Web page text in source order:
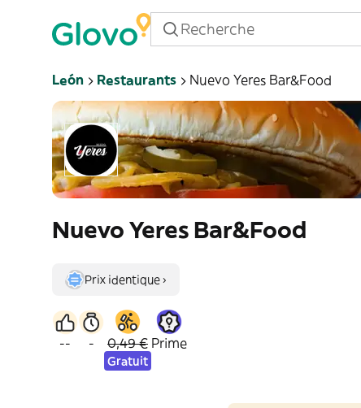
León Restaurants Nuevo Yeres Bar&Food
Nuevo Yeres Bar&Food
Prix identique ›
-- - 0,49 €
Gratuit
Prime